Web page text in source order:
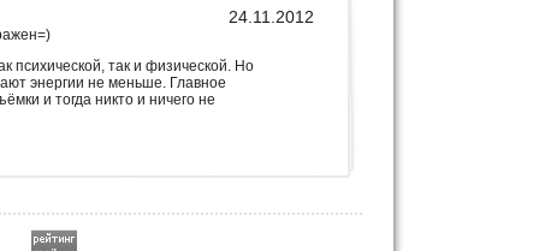
24.11.2012
психической, так и физической. Но
энергии не меньше. Главное
и тогда никто и ничего не